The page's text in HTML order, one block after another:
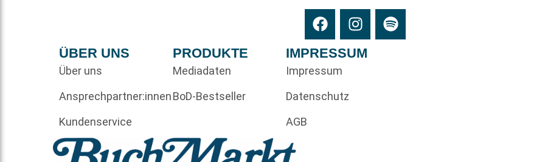
ÜBER UNS
Über uns
Ansprechpartner:innen
Kundenservice
PRODUKTE
Mediadaten
BoD-Bestseller
IMPRESSUM
Impressum
Datenschutz
AGB